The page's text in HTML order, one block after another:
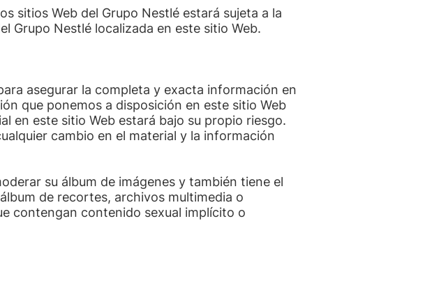
sitios Web del Grupo Nestlé estará sujeta a la
Grupo Nestlé localizada en este sitio Web.
asegurar la completa y exacta información en
que ponemos a disposición en este sitio Web
en este sitio Web estará bajo su propio riesgo.
cambio en el material y la información
su álbum de imágenes y también tiene el
de recortes, archivos multimedia o
contengan contenido sexual implícito o